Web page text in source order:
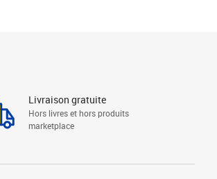
Livraison gratuite
Hors livres et hors produits
marketplace